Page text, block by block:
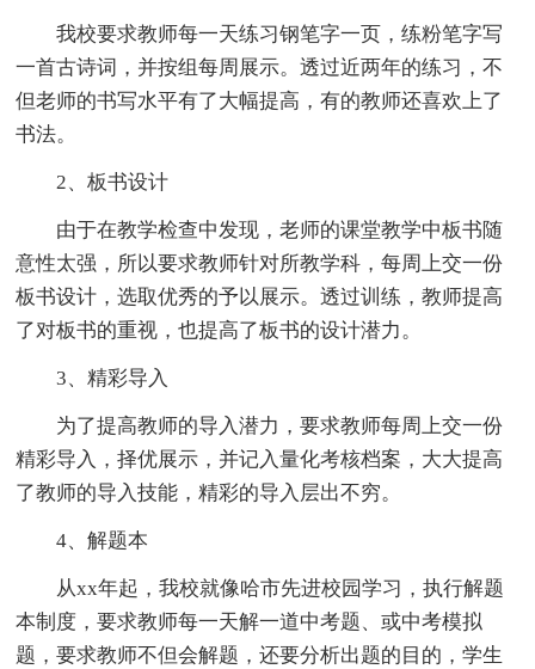
我校要求教师每一天练习钢笔字一页，练粉笔字写
一首古诗词，并按组每周展示。透过近两年的练习，不
但老师的书写水平有了大幅提高，有的教师还喜欢上了
书法。
2、板书设计
由于在教学检查中发现，老师的课堂教学中板书随
意性太强，所以要求教师针对所教学科，每周上交一份
板书设计，选取优秀的予以展示。透过训练，教师提高
了对板书的重视，也提高了板书的设计潜力。
3、精彩导入
为了提高教师的导入潜力，要求教师每周上交一份
精彩导入，择优展示，并记入量化考核档案，大大提高
了教师的导入技能，精彩的导入层出不穷。
4、解题本
从xx年起，我校就像哈市先进校园学习，执行解题
本制度，要求教师每一天解一道中考题、或中考模拟
题，要求教师不但会解题，还要分析出题的目的，学生